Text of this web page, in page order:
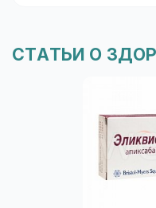
СТАТЬИ О